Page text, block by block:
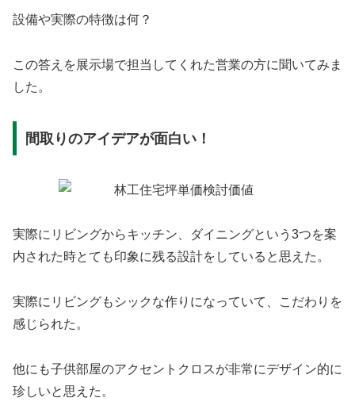
設備や実際の特徴は何？
この答えを展示場で担当してくれた営業の方に聞いてみま
した。
間取りのアイデアが面白い！
実際にリビングからキッチン、ダイニングという3つを案
内された時とても印象に残る設計をしていると思えた。
実際にリビングもシックな作りになっていて、こだわりを
感じられた。
他にも子供部屋のアクセントクロスが非常にデザイン的に
珍しいと思えた。